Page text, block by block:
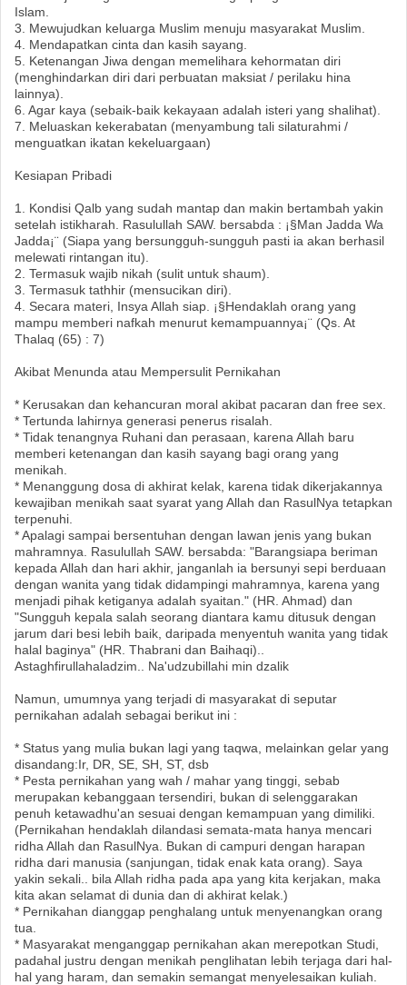
Islam.
3. Mewujudkan keluarga Muslim menuju masyarakat Muslim.
4. Mendapatkan cinta dan kasih sayang.
5. Ketenangan Jiwa dengan memelihara kehormatan diri
(menghindarkan diri dari perbuatan maksiat / perilaku hina
lainnya).
6. Agar kaya (sebaik-baik kekayaan adalah isteri yang shalihat).
7. Meluaskan kekerabatan (menyambung tali silaturahmi /
menguatkan ikatan kekeluargaan)
Kesiapan Pribadi
1. Kondisi Qalb yang sudah mantap dan makin bertambah yakin
setelah istikharah. Rasulullah SAW. bersabda : ¡§Man Jadda Wa
Jadda¡¨ (Siapa yang bersungguh-sungguh pasti ia akan berhasil
melewati rintangan itu).
2. Termasuk wajib nikah (sulit untuk shaum).
3. Termasuk tathhir (mensucikan diri).
4. Secara materi, Insya Allah siap. ¡§Hendaklah orang yang
mampu memberi nafkah menurut kemampuannya¡¨ (Qs. At
Thalaq (65) : 7)
Akibat Menunda atau Mempersulit Pernikahan
* Kerusakan dan kehancuran moral akibat pacaran dan free sex.
* Tertunda lahirnya generasi penerus risalah.
* Tidak tenangnya Ruhani dan perasaan, karena Allah baru
memberi ketenangan dan kasih sayang bagi orang yang
menikah.
* Menanggung dosa di akhirat kelak, karena tidak dikerjakannya
kewajiban menikah saat syarat yang Allah dan RasulNya tetapkan
terpenuhi.
* Apalagi sampai bersentuhan dengan lawan jenis yang bukan
mahramnya. Rasulullah SAW. bersabda: "Barangsiapa beriman
kepada Allah dan hari akhir, janganlah ia bersunyi sepi berduaan
dengan wanita yang tidak didampingi mahramnya, karena yang
menjadi pihak ketiganya adalah syaitan." (HR. Ahmad) dan
"Sungguh kepala salah seorang diantara kamu ditusuk dengan
jarum dari besi lebih baik, daripada menyentuh wanita yang tidak
halal baginya" (HR. Thabrani dan Baihaqi)..
Astaghfirullahaladzim.. Na'udzubillahi min dzalik
Namun, umumnya yang terjadi di masyarakat di seputar
pernikahan adalah sebagai berikut ini :
* Status yang mulia bukan lagi yang taqwa, melainkan gelar yang
disandang:Ir, DR, SE, SH, ST, dsb
* Pesta pernikahan yang wah / mahar yang tinggi, sebab
merupakan kebanggaan tersendiri, bukan di selenggarakan
penuh ketawadhu'an sesuai dengan kemampuan yang dimiliki.
(Pernikahan hendaklah dilandasi semata-mata hanya mencari
ridha Allah dan RasulNya. Bukan di campuri dengan harapan
ridha dari manusia (sanjungan, tidak enak kata orang). Saya
yakin sekali.. bila Allah ridha pada apa yang kita kerjakan, maka
kita akan selamat di dunia dan di akhirat kelak.)
* Pernikahan dianggap penghalang untuk menyenangkan orang
tua.
* Masyarakat menganggap pernikahan akan merepotkan Studi,
padahal justru dengan menikah penglihatan lebih terjaga dari hal-
hal yang haram, dan semakin semangat menyelesaikan kuliah.